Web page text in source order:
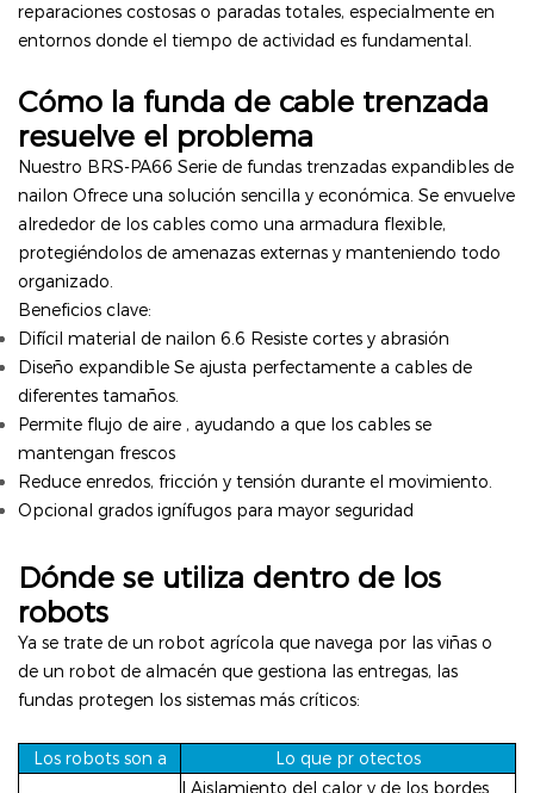
reparaciones costosas o paradas totales, especialmente en
entornos donde el tiempo de actividad es fundamental.
Cómo la funda de cable trenzada
resuelve el problema
Nuestro BRS-PA66 Serie de fundas trenzadas expandibles de
nailon Ofrece una solución sencilla y económica. Se envuelve
alrededor de los cables como una armadura flexible,
protegiéndolos de amenazas externas y manteniendo todo
organizado.
Beneficios clave:
Difícil material de nailon 6.6 Resiste cortes y abrasión
Diseño expandible Se ajusta perfectamente a cables de
diferentes tamaños.
Permite flujo de aire , ayudando a que los cables se
mantengan frescos
Reduce enredos, fricción y tensión durante el movimiento.
Opcional grados ignífugos para mayor seguridad
Dónde se utiliza dentro de los
robots
Ya se trate de un robot agrícola que navega por las viñas o
de un robot de almacén que gestiona las entregas, las
fundas protegen los sistemas más críticos:
Los robots son a Lo que pr otectos
I Aislamiento del calor y de los bordes